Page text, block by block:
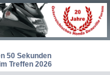
50 Sekunden
Treffen 2026